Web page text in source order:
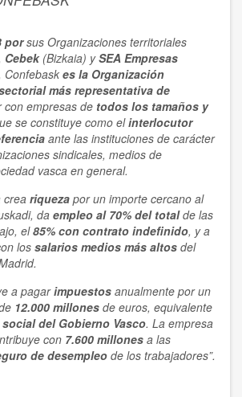
porsus Organizaciones territoriales
Cebek(Bizkaia) ySEA Empresas
Confebaskes la Organización
más representativa de
con empresas de todos los tamaños y
se constituye como elinterlocutor
ante las instituciones de carácter
sindicales, medios de
vasca en general.
crea riqueza por un importe cercano al
da empleo al 70% del totalde las
el85% con contrato indefinido, y a
los salarios medios más altos del
a pagarimpuestos anualmente por un
12.000 millones de euros, equivalente
del Gobierno Vasco. La empresa
con 7.600 millones a las
de desempleo de los trabajadores”.